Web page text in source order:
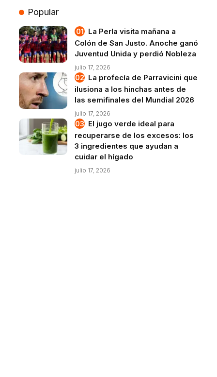
Popular
La Perla visita mañana a
Colón de San Justo. Anoche ganó
Juventud Unida y perdió Nobleza
julio 17, 2026
La profecía de Parravicini que
ilusiona a los hinchas antes de
las semifinales del Mundial 2026
julio 17, 2026
El jugo verde ideal para
recuperarse de los excesos: los
3 ingredientes que ayudan a
cuidar el hígado
julio 17, 2026